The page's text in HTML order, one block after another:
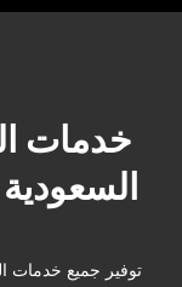
Skip
خدمات